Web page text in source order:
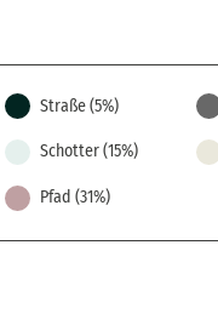
Straße (5%)
Schotter (15%)
Pfad (31%)